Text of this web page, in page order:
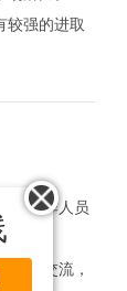
强的进取
司工作人员
细交流，